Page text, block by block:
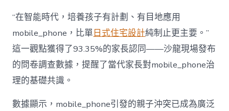
東
西”，
而
非
“家
庭
中
“在智能時代，培養孩子有計劃、有目地應用
mobile_phone，比單日式住宅設計純制止更主要。”
這一觀點獲得了93.35%的家長認同——沙龍現場發布
的問卷調查數據，提醒了當代家長對mobile_phone治
理的基礎共識。
數據顯示，mobile_phone引發的親子沖突已成為廣泛